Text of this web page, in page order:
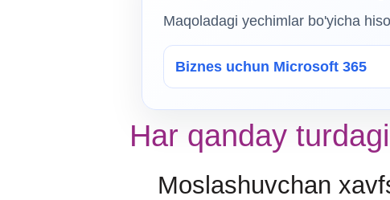
Har qanday
Moslashuvchan
Maqoladagi yechimlar bo'yicha
Biznes uchun Microsoft 365